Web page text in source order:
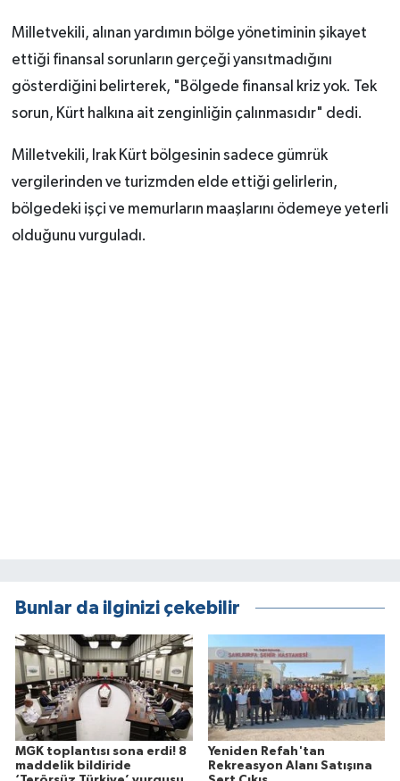
Milletvekili, alınan yardımın bölge yönetiminin şikayet
ettiği finansal sorunların gerçeği yansıtmadığını
gösterdiğini belirterek, "Bölgede finansal kriz yok. Tek
sorun, Kürt halkına ait zenginliğin çalınmasıdır" dedi.
Milletvekili, Irak Kürt bölgesinin sadece gümrük
vergilerinden ve turizmden elde ettiği gelirlerin,
bölgedeki işçi ve memurların maaşlarını ödemeye yeterli
olduğunu vurguladı.
Bunlar da ilginizi çekebilir
MGK toplantısı sona erdi! 8
maddelik bildiride
Yeniden Refah'tan
Rekreasyon Alanı Satışına